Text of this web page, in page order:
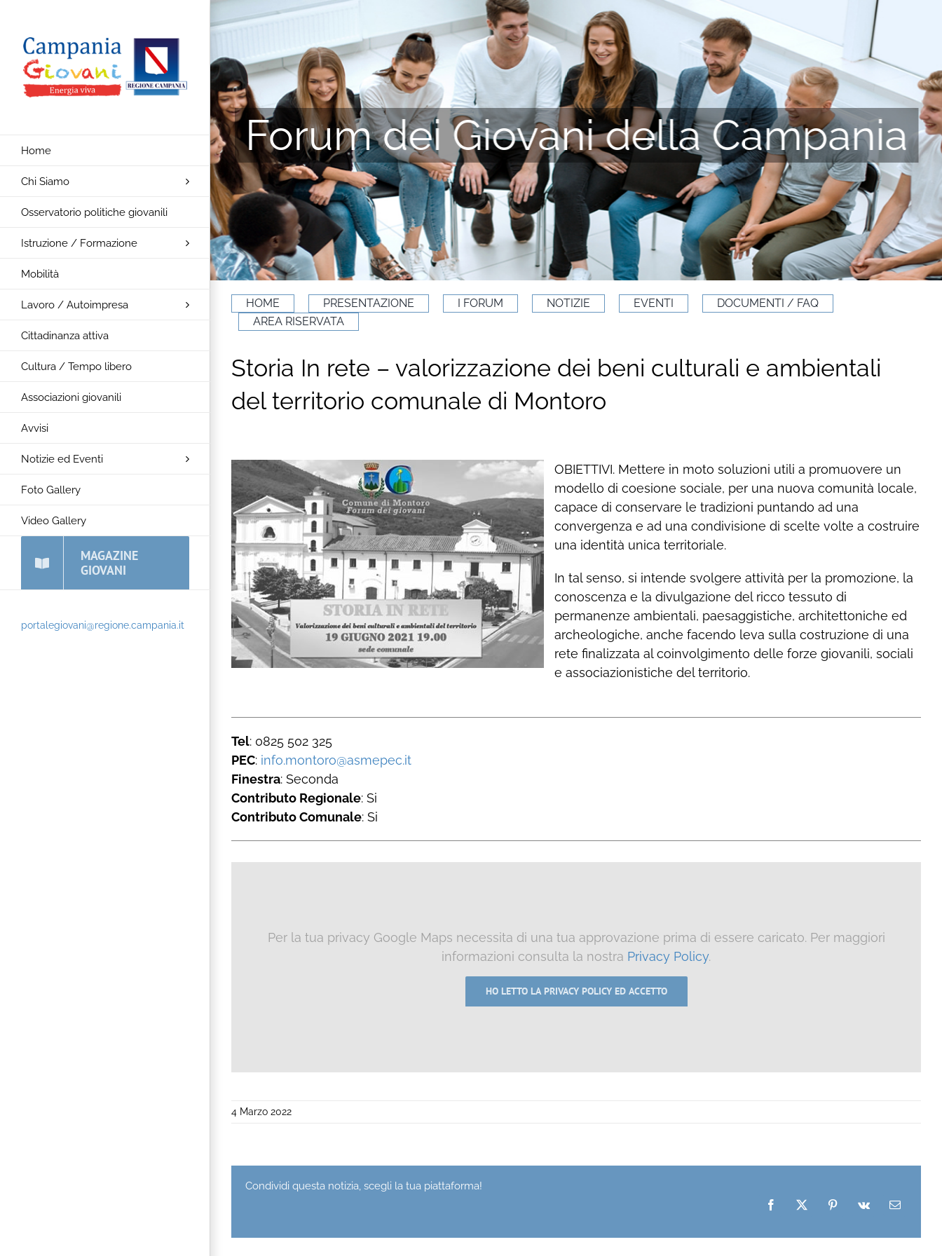
contenuto
Home
Chi Siamo
Osservatorio politiche giovanili
Istruzione / Formazione
Mobilità
Lavoro / Autoimpresa
Cittadinanza attiva
Cultura / Tempo libero
Associazioni giovanili
Avvisi
Notizie ed Eventi
Foto Gallery
Video Gallery
MAGAZINE
GIOVANI
portalegiovani@regione.campania.it
Forum dei Giovani della Campania
HOME PRESENTAZIONE I FORUM NOTIZIE EVENTI
DOCUMENTI / FAQ
AREA RISERVATA
Storia In rete – valorizzazione dei beni culturali e ambientali
del territorio comunale di Montoro
OBIETTIVI. Mettere in moto soluzioni utili a promuovere un
modello di coesione sociale, per una nuova comunità locale,
capace di conservare le tradizioni puntando ad una
convergenza e ad una condivisione di scelte volte a costruire
una identità unica territoriale.
In tal senso, si intende svolgere attività per la promozione, la
conoscenza e la divulgazione del ricco tessuto di
permanenze ambientali, paesaggistiche, architettoniche ed
archeologiche, anche facendo leva sulla costruzione di una
rete finalizzata al coinvolgimento delle forze giovanili, sociali
e associazionistiche del territorio.
Tel: 0825 502 325
PEC: info.montoro@asmepec.it
Finestra: Seconda
Contributo Regionale: Si
Contributo Comunale: Si
Per la tua privacy Google Maps necessita di una tua approvazione prima di essere caricato. Per maggiori
informazioni consulta la nostra Privacy Policy.
HO LETTO LA PRIVACY POLICY ED ACCETTO
4 Marzo 2022
Condividi questa notizia, scegli la tua piattaforma!
Facebook
X Pinterest
Vk Email